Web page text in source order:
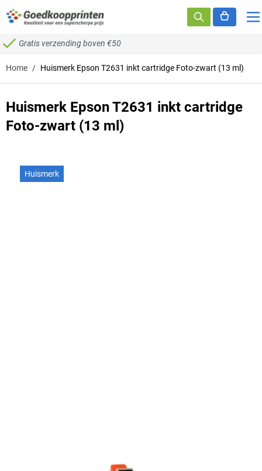
Ga naar de inhoud
Gratis verzending boven €50
Home / Huismerk Epson T2631 inkt cartridge Foto-zwart (13 ml)
Huismerk Epson T2631 inkt cartridge
Foto-zwart (13 ml)
Huismerk